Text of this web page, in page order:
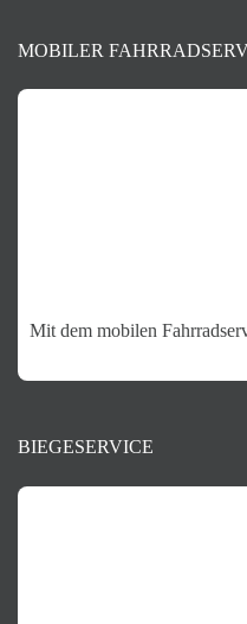
MOBILER
Mit dem mobilen
BIEGESERVICE